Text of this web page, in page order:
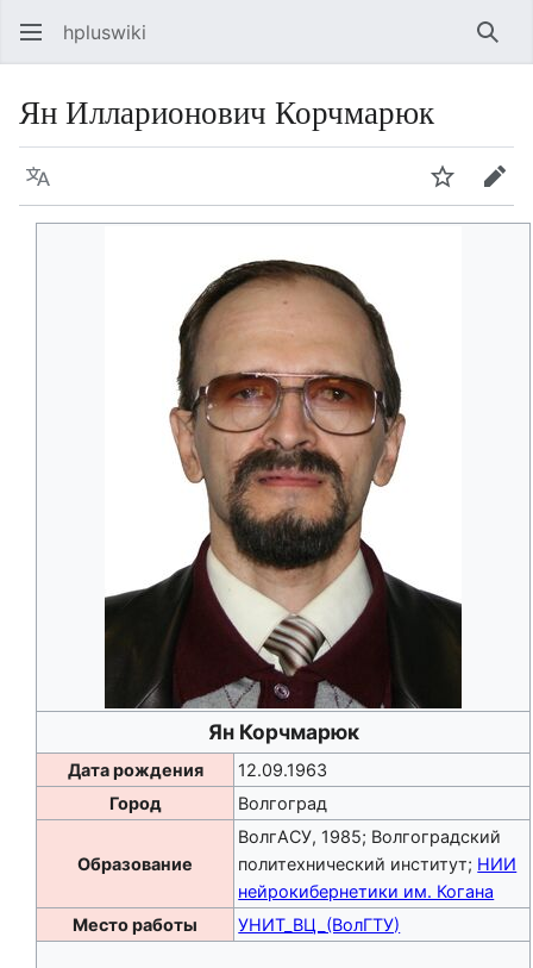
hpluswiki
Ян Илларионович Корчмарюк
Язык Следить
Ян Корчмарюк
Дата рождения
12.09.1963
Город
Волгоград
Образование
ВолгАСУ, 1985; Волгоградский
политехнический институт; НИИ
нейрокибернетики им. Когана
Место работы
УНИТ_ВЦ_(ВолГТУ)